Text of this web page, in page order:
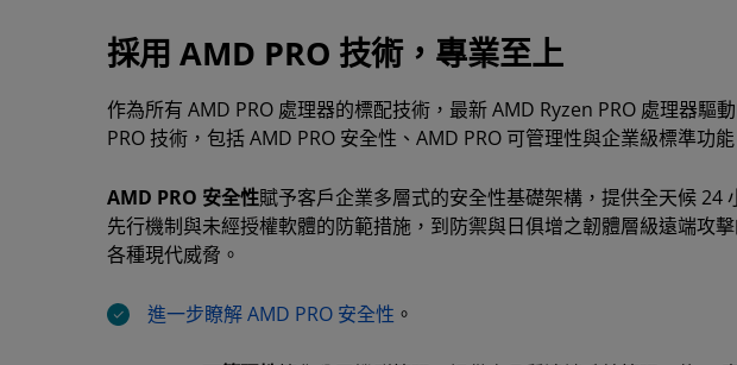
採用 AMD PRO 技術，專業至上
作為所有 AMD PRO 處理器的標配技術，最新 AMD Ryzen PRO 處理器驅
PRO 技術，包括 AMD PRO 安全性、AMD PRO 可管理性與企業級標準功能
AMD PRO 安全性賦予客戶企業多層式的安全性基礎架構，提供全天候 24
先行機制與未經授權軟體的防範措施，到防禦與日俱增之韌體層級遠端攻
各種現代威脅。
進一步瞭解 AMD PRO 安全性 。